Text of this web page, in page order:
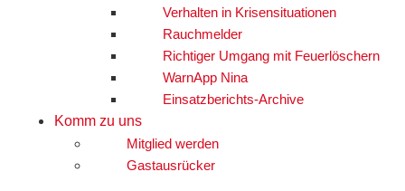
Verhalten in Krisensituationen
Rauchmelder
Richtiger Umgang mit Feuerlöschern
WarnApp Nina
Einsatzberichts-Archive
Komm zu uns
Mitglied werden
Gastausrücker